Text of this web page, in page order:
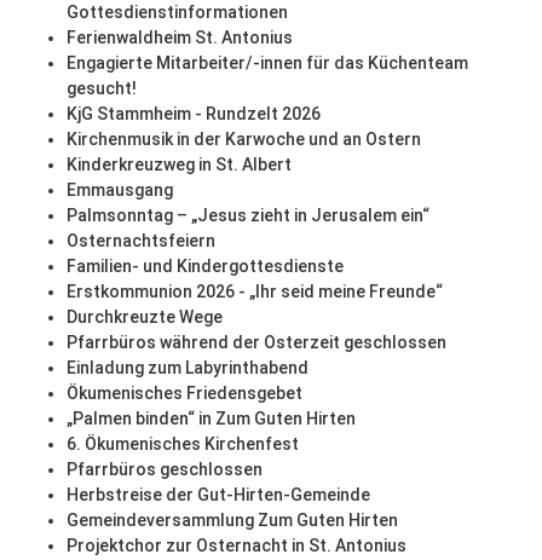
Gottesdienstinformationen
Ferienwaldheim St. Antonius
Engagierte Mitarbeiter/-innen für das Küchenteam
gesucht!
KjG Stammheim - Rundzelt 2026
Kirchenmusik in der Karwoche und an Ostern
Kinderkreuzweg in St. Albert
Emmausgang
Palmsonntag – „Jesus zieht in Jerusalem ein“
Osternachtsfeiern
Familien- und Kindergottesdienste
Erstkommunion 2026 - „Ihr seid meine Freunde“
Durchkreuzte Wege
Pfarrbüros während der Osterzeit geschlossen
Einladung zum Labyrinthabend
Ökumenisches Friedensgebet
„Palmen binden“ in Zum Guten Hirten
6. Ökumenisches Kirchenfest
Pfarrbüros geschlossen
Herbstreise der Gut-Hirten-Gemeinde
Gemeindeversammlung Zum Guten Hirten
Projektchor zur Osternacht in St. Antonius